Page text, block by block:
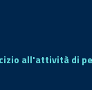
all'attività di